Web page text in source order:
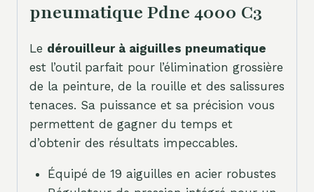
pneumatique Pdne 4000 C3
Le dérouilleur à aiguilles pneumatique
est l’outil parfait pour l’élimination grossière
de la peinture, de la rouille et des salissures
tenaces. Sa puissance et sa précision vous
permettent de gagner du temps et
d’obtenir des résultats impeccables.
Équipé de 19 aiguilles en acier robustes